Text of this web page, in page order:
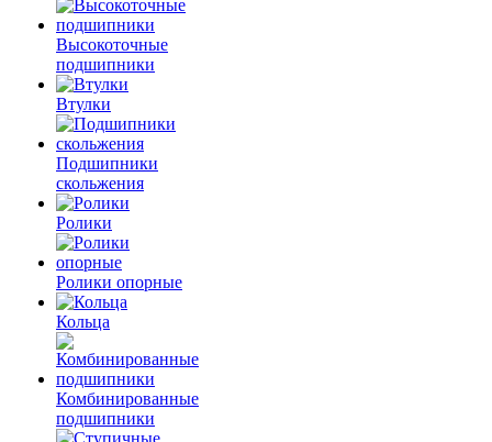
Высокоточные
подшипники
Втулки
Подшипники
скольжения
Ролики
Ролики опорные
Кольца
Комбинированные
подшипники